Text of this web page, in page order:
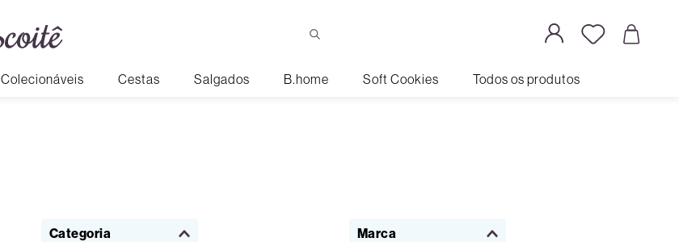
Colecionáveis Cestas Salgados B.home Soft Cookies Todos os produtos
Categoria Marca